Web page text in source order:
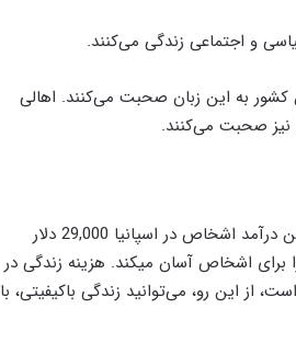
و اجتماعی زندگی می‌کنند.
سوئیسی است. تقریباً 62% از اهالی این کشور به این زبان صحبت می‌کنند. اهالی
اسپانیا یکی دیگر از بهترین گزینه‌های مهاجرت برای ایرانیان است. میانگین درآمد اشخاص در اسپانیا 29,000 دلار
است. در این کشور اروپایی، شرکت‌های مختلفی وجود دارد که یافتن کار را برای اشخاص آسان می‎‎کند. هزینه زندگی در
از این رو، می‌توانید زندگی باکیفیتی، با